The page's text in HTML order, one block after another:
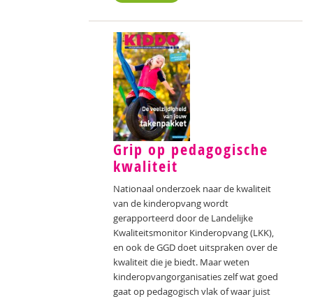
Grip op pedagogische
kwaliteit
Nationaal onderzoek naar de kwaliteit
van de kinderopvang wordt
gerapporteerd door de Landelijke
Kwaliteitsmonitor Kinderopvang (LKK),
en ook de GGD doet uitspraken over de
kwaliteit die je biedt. Maar weten
kinderopvangorganisaties zelf wat goed
gaat op pedagogisch vlak of waar juist